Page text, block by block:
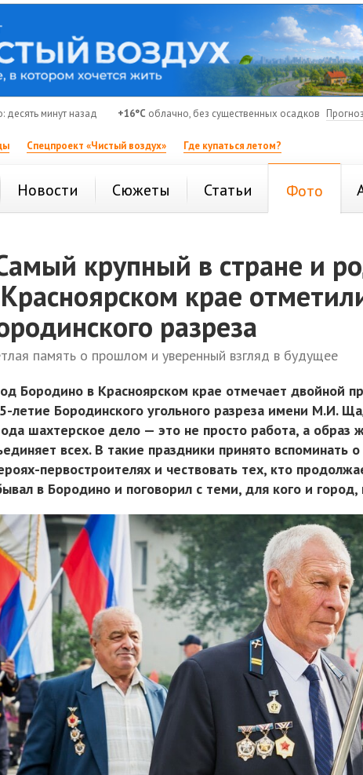
десять минут назад +16°C облачно, без существенных осадков
Спецпроект «Чистый воздух» Где купаться летом?
Новости Сюжеты Статьи Фото
крупный в стране и
крае
разреза
память о прошлом и уверенный взгляд в будущее
Бородино в Красноярском крае отмечает двойной
летие Бородинского угольного разреза имени М.И.
шахтерское дело — это не просто работа, а образ
всех. В такие праздники принято вспоминать
первостроителях и чествовать тех, кто
в Бородино и поговорил с теми, для кого и